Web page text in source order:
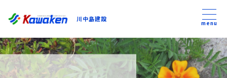
川中島建設
川中島建設
トップ
menu